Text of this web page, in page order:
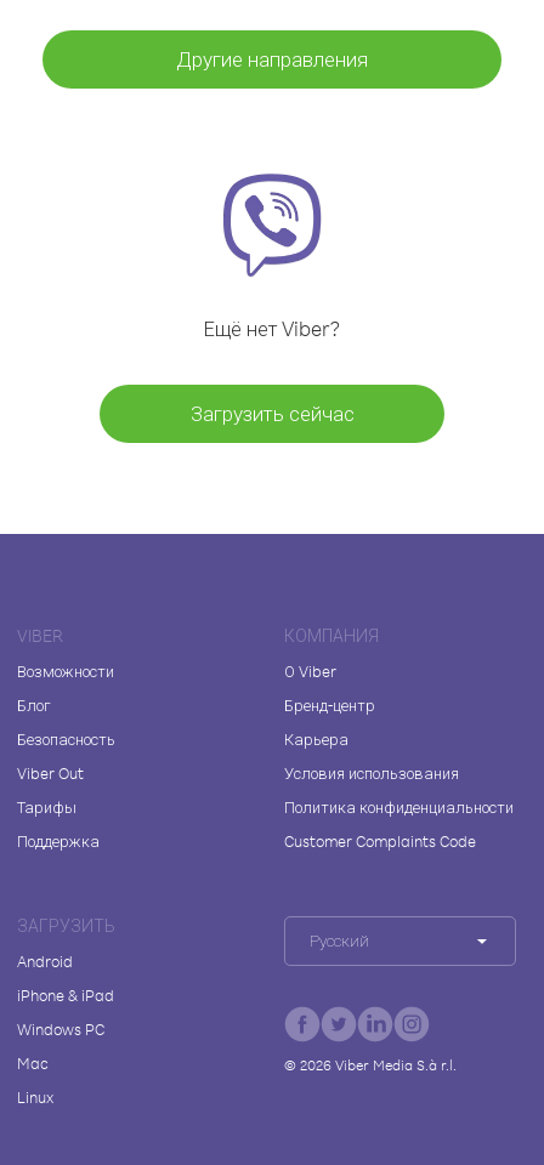
Другие направления
Ещё нет Viber?
Загрузить сейчас
VIBER
Возможности
Блог
Безопасность
Viber Out
Тарифы
Поддержка
КОМПАНИЯ
О Viber
Бренд-центр
Карьера
Условия использования
Политика конфиденциальности
Customer Complaints Code
ЗАГРУЗИТЬ
Android
iPhone & iPad
Windows PC
Mac
Linux
Русский
© 2026Viber Media S.à r.l.